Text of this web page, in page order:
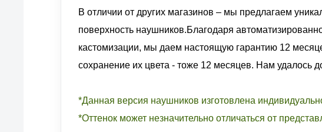
В отличии от других магазинов – мы предлагаем
поверхность наушников.Благодаря
кастомизации, мы даем настоящую гарантию 12
сохранение их цвета - тоже 12 месяцев. Нам удалось
*Данная версия наушников изготовлена
*Оттенок может незначительно отличаться от